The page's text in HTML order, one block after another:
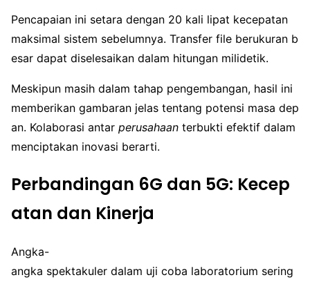
Pencapaian ini setara dengan 20 kali lipat kecepatan
maksimal sistem sebelumnya. Transfer file berukuran b
esar dapat diselesaikan dalam hitungan milidetik.
Meskipun masih dalam tahap pengembangan, hasil ini
memberikan gambaran jelas tentang potensi masa dep
an. Kolaborasi antar perusahaan terbukti efektif dalam
menciptakan inovasi berarti.
Perbandingan 6G dan 5G: Kecep
atan dan Kinerja
Angka-
angka spektakuler dalam uji coba laboratorium sering